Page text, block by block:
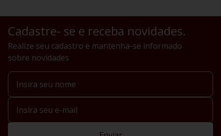
Cadastre- se e receba novidades.
Realize seu cadastro e mantenha-se informado
sobre novidades